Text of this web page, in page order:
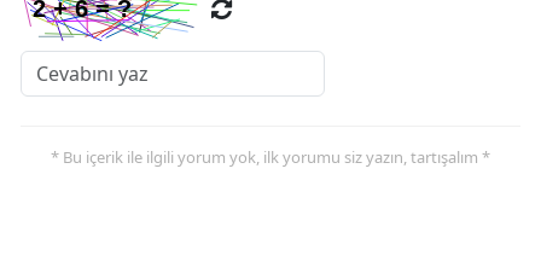
* Bu içerik ile ilgili yorum yok, ilk yorumu siz yazın, tartışalım *